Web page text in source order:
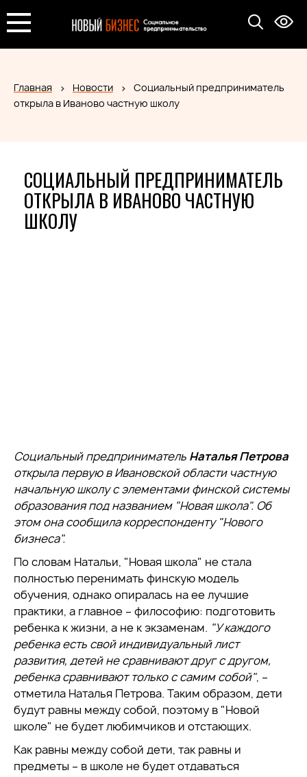
Главная Новости
Социальный предприниматель
открыла в Иваново частную школу
СОЦИАЛЬНЫЙ ПРЕДПРИНИМАТЕЛЬ
ОТКРЫЛА В ИВАНОВО ЧАСТНУЮ
ШКОЛУ
Социальный предприниматель Наталья Петрова
открыла первую в Ивановской области частную
начальную школу с элементами финской системы
образования под названием "Новая школа". Об
этом она сообщила корреспонденту "Нового
бизнеса".
По словам Натальи, "Новая школа" не стала
полностью перенимать финскую модель
обучения, однако опиралась на ее лучшие
практики, а главное – философию: подготовить
ребенка к жизни, а не к экзаменам. "У каждого
ребенка есть свой индивидуальный лист
развития, детей не сравнивают друг с другом,
ребенка сравнивают только с самим собой", –
отметила Наталья Петрова. Таким образом, дети
будут равны между собой, поэтому в "Новой
школе" не будет любимчиков и отстающих.
Как равны между собой дети, так равны и
предметы – в школе не будет отдаваться